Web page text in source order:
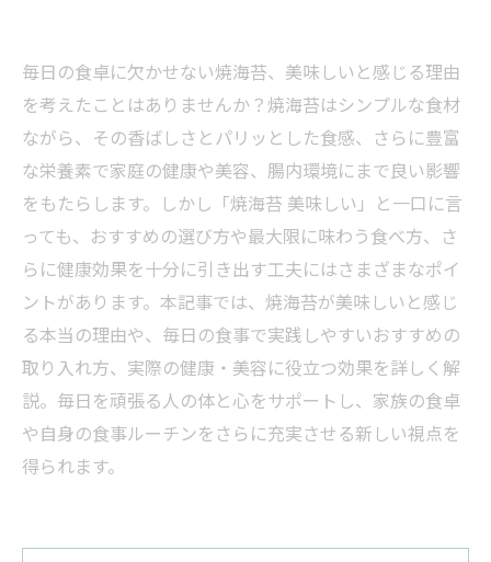
毎日の食卓に欠かせない焼海苔、美味しいと感じる理由
を考えたことはありませんか？焼海苔はシンプルな食材
ながら、その香ばしさとパリッとした食感、さらに豊富
な栄養素で家庭の健康や美容、腸内環境にまで良い影響
をもたらします。しかし「焼海苔 美味しい」と一口に言
っても、おすすめの選び方や最大限に味わう食べ方、さ
らに健康効果を十分に引き出す工夫にはさまざまなポイ
ントがあります。本記事では、焼海苔が美味しいと感じ
る本当の理由や、毎日の食事で実践しやすいおすすめの
取り入れ方、実際の健康・美容に役立つ効果を詳しく解
説。毎日を頑張る人の体と心をサポートし、家族の食卓
や自身の食事ルーチンをさらに充実させる新しい視点を
得られます。